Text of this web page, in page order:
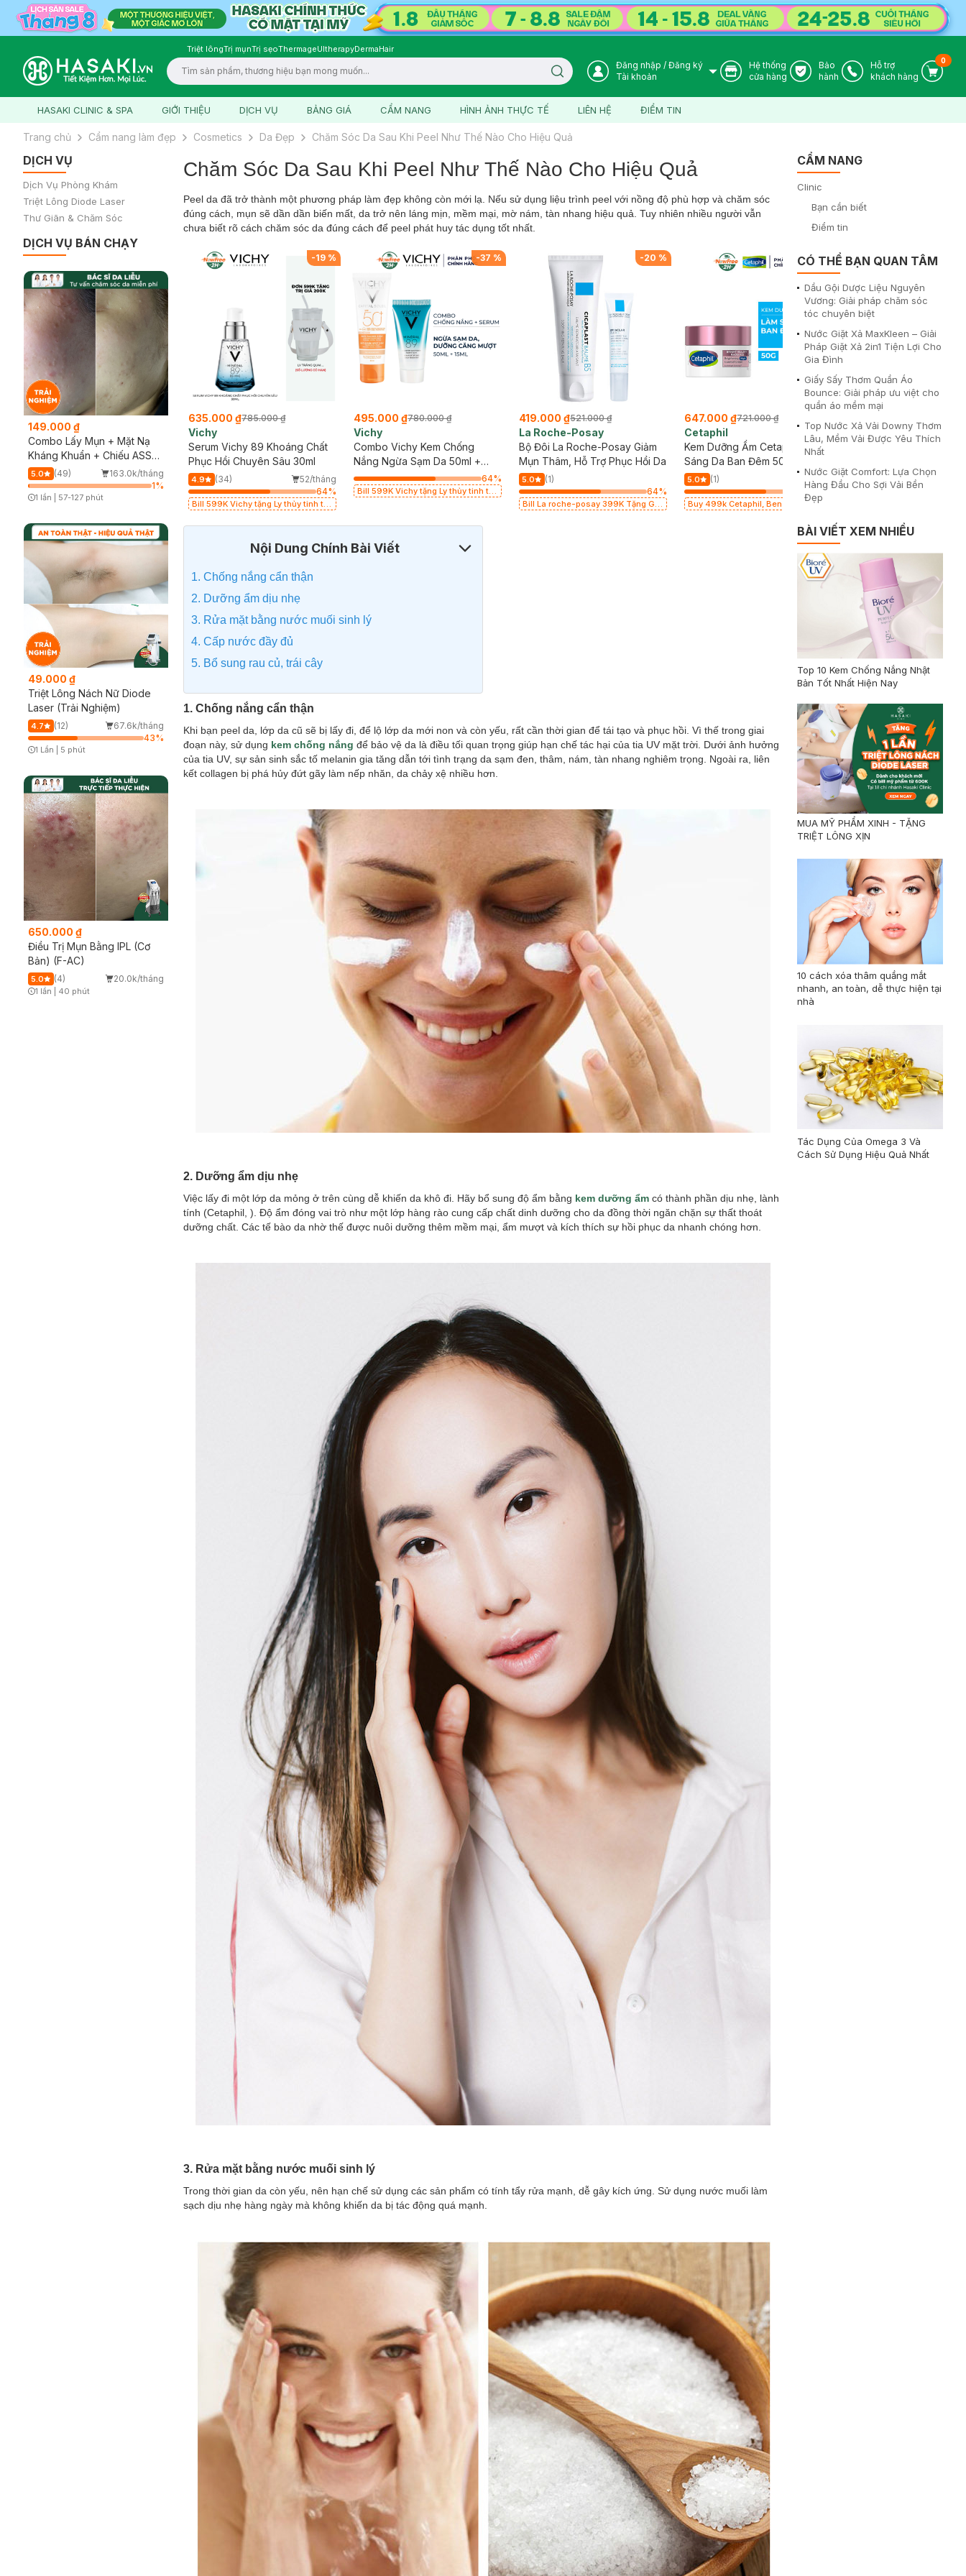
Triệt lôngTrị mụnTrị sẹoThermageUltherapyDermaHair
Logo
Search icon User Icon
Đăng nhập / Đăng ký
Tài khoản
Store Icon
Hệ thống
cửa hàng
Warranty Icon
Bảo
hành
Phone Icon
Hỗ trợ
khách hàng
Cart
0
HASAKI CLINIC & SPA GIỚI THIỆU DỊCH VỤ BẢNG GIÁ CẨM NANG HÌNH ẢNH THỰC TẾ LIÊN HỆ ĐIỂM TIN
Trang chủ Cẩm nang làm đẹp Cosmetics Da Đẹp Chăm Sóc Da Sau Khi Peel Như Thế Nào Cho Hiệu Quả
DỊCH VỤ
Dịch Vụ Phòng Khám
Triệt Lông Diode Laser
Thư Giãn & Chăm Sóc
DỊCH VỤ BÁN CHẠY
149.000 ₫
Combo Lấy Mụn + Mặt Nạ
Kháng Khuẩn + Chiếu ASSH
(Trải nghiệm)
5.0 (49)
163.0k/tháng
1%
1 lần 57-127 phút
49.000 ₫
Triệt Lông Nách Nữ Diode
Laser (Trải Nghiệm)
4.7 (12)
67.6k/tháng
43%
1 Lần 5 phút
650.000 ₫
Điều Trị Mụn Bằng IPL (Cơ
Bản) (F-AC)
5.0 (4) 20.0k/tháng
Timer Gray Icon
1 lần 40 phút
Chăm Sóc Da Sau Khi Peel Như Thế Nào Cho Hiệu Quả
Peel da đã trở thành một phương pháp làm đẹp không còn mới lạ. Nếu sử dụng liệu trình peel với nồng độ phù hợp và chăm sóc
đúng cách, mụn sẽ dần dần biến mất, da trở nên láng mịn, mềm mại, mờ nám, tàn nhang hiệu quả. Tuy nhiên nhiều người vẫn
chưa biết rõ cách chăm sóc da đúng cách để peel phát huy tác dụng tốt nhất.
-19 %
635.000 ₫785.000 ₫
Vichy
Serum Vichy 89 Khoáng Chất
Phục Hồi Chuyên Sâu 30ml
4.9 (34)
52/tháng
64%
Bill 599K Vichy tặng Ly thủy tinh trị
-37 %
495.000 ₫780.000 ₫
Vichy
Combo Vichy Kem Chống
Nắng Ngừa Sạm Da 50ml +
Serum 89 Khoáng Chất Phục
Hồi Chuyên Sâu 15ml
64%
Bill 599K Vichy tặng Ly thủy tinh trị
-20 %
419.000 ₫521.000 ₫
La Roche-Posay
Bộ Đôi La Roche-Posay Giảm
Mụn Thâm, Hỗ Trợ Phục Hồi Da
5.0
(1)
64%
Bill La roche-posay 399K Tặng Gel
-10%
647.000 ₫721.000 ₫
Cetaphil
Kem Dưỡng Ẩm Cetaphil Làm
Sáng Da Ban Đêm 50g
5.0
(1)
64%
Buy 499k Cetaphil, Benzac tặng
Nội Dung Chính Bài Viết
1. Chống nắng cẩn thận
2. Dưỡng ẩm dịu nhẹ
3. Rửa mặt bằng nước muối sinh lý
4. Cấp nước đầy đủ
5. Bổ sung rau củ, trái cây
1. Chống nắng cẩn thận
Khi bạn peel da, lớp da cũ sẽ bị lấy đi, để lộ lớp da mới non và còn yếu, rất cần thời gian để tái tạo và phục hồi. Vì thế trong giai
đoạn này, sử dụng kem chống nắng để bảo vệ da là điều tối quan trọng giúp hạn chế tác hại của tia UV mặt trời. Dưới ảnh hưởng
của tia UV, sự sản sinh sắc tố melanin gia tăng dẫn tới tình trạng da sạm đen, thâm, nám, tàn nhang nghiêm trọng. Ngoài ra, liên
kết collagen bị phá hủy đứt gãy làm nếp nhăn, da chảy xệ nhiều hơn.
2. Dưỡng ẩm dịu nhẹ
Việc lấy đi một lớp da mỏng ở trên cùng dễ khiến da khô đi. Hãy bổ sung độ ẩm bằng kem dưỡng ẩmcó thành phần dịu nhẹ, lành
tính (Cetaphil, ). Độ ẩm đóng vai trò như một lớp hàng rào cung cấp chất dinh dưỡng cho da đồng thời ngăn chặn sự thất thoát
dưỡng chất. Các tế bào da nhờ thế được nuôi dưỡng thêm mềm mại, ẩm mượt và kích thích sự hồi phục da nhanh chóng hơn.
3. Rửa mặt bằng nước muối sinh lý
Trong thời gian da còn yếu, nên hạn chế sử dụng các sản phẩm có tính tẩy rửa mạnh, dễ gây kích ứng. Sử dụng nước muối làm
sạch dịu nhẹ hàng ngày mà không khiến da bị tác động quá mạnh.
CẨM NANG
Clinic
Bạn cần biết
Điểm tin
CÓ THỂ BẠN QUAN TÂM
Dầu Gội Dược Liệu Nguyên
Vương: Giải pháp chăm sóc
tóc chuyên biệt
Nước Giặt Xả MaxKleen – Giải
Pháp Giặt Xả 2in1 Tiện Lợi Cho
Gia Đình
Giấy Sấy Thơm Quần Áo
Bounce: Giải pháp ưu việt cho
quần áo mềm mại
Top Nước Xả Vải Downy Thơm
Lâu, Mềm Vải Được Yêu Thích
Nhất
Nước Giặt Comfort: Lựa Chọn
Hàng Đầu Cho Sợi Vải Bền
Đẹp
BÀI VIẾT XEM NHIỀU
Top 10 Kem Chống Nắng Nhật
Bản Tốt Nhất Hiện Nay
MUA MỸ PHẨM XINH - TẶNG
TRIỆT LÔNG XỊN
10 cách xóa thâm quầng mắt
nhanh, an toàn, dễ thực hiện tại
nhà
Tác Dụng Của Omega 3 Và
Cách Sử Dụng Hiệu Quả Nhất